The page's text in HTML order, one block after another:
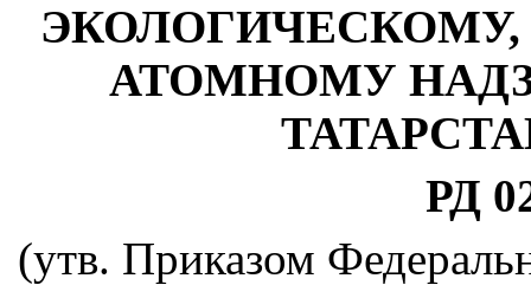
АТОМНОМУ
РД
(утв. Приказом